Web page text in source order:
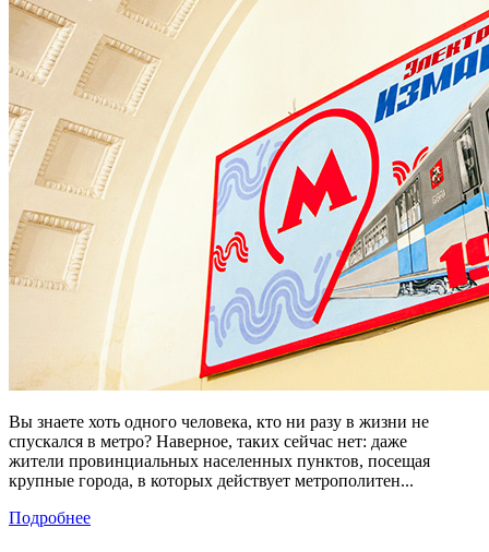
Вы знаете хоть одного человека, кто ни разу в жизни не
спускался в метро? Наверное, таких сейчас нет: даже
жители провинциальных населенных пунктов, посещая
крупные города, в которых действует метрополитен...
Подробнее